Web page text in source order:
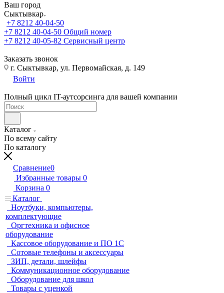
Ваш город
Сыктывкар
+7 8212 40-04-50
+7 8212 40-04-50 Общий номер
+7 8212 40-05-82 Сервисный центр
Заказать звонок
г. Сыктывкар, ул. Первомайская, д. 149
Войти
Полный цикл IT-аутсорсинга для вашей компании
Каталог
По всему сайту
По каталогу
Сравнение0
Избранные товары 0
Корзина 0
Каталог
Ноутбуки, компьютеры,
комплектующие
Оргтехника и офисное
оборудование
Кассовое оборудование и ПО 1С
Сотовые телефоны и аксессуары
ЗИП, детали, шлейфы
Коммуникационное оборудование
Оборудование для школ
Товары с уценкой